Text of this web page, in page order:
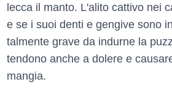
lecca il manto. L'alito cattivo nei
e se i suoi denti e gengive sono
talmente grave da indurne la
tendono anche a dolere e
mangia.